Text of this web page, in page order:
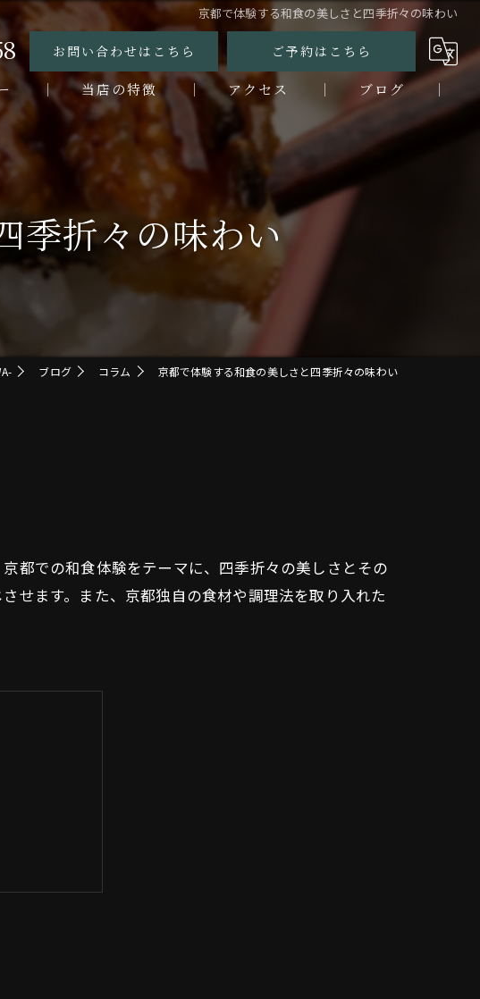
京都で体験する和食の美しさと四季折々の味わい
お問い合わせはこちら ご予約はこちら
ー
当店の特徴
ランチ
ディナー
うなぎ
海鮮
アクセス ブログ
コラム
季折々の味わい
ブログ コラム 京都で体験する和食の美しさと四季折々の味わい
都での和食体験をテーマに、四季折々の美しさとその
せます。また、京都独自の食材や調理法を取り入れた